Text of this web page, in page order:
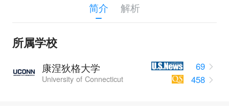
简介 解析
所属学校
康涅狄格大学
University of Connecticut
69
458